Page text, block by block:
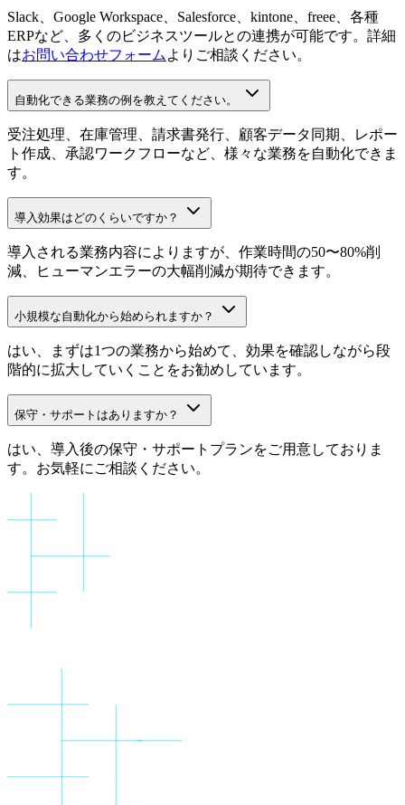
Slack、Google Workspace、Salesforce、kintone、freee、各種
ERPなど、多くのビジネスツールとの連携が可能です。詳細
はお問い合わせフォーム よりご相談ください。
自動化できる業務の例を教えてください。
受注処理、在庫管理、請求書発行、顧客データ同期、レポー
ト作成、承認ワークフローなど、様々な業務を自動化できま
す。
導入効果はどのくらいですか？
導入される業務内容によりますが、作業時間の50〜80%削
減、ヒューマンエラーの大幅削減が期待できます。
小規模な自動化から始められますか？
はい、まずは1つの業務から始めて、効果を確認しながら段
階的に拡大していくことをお勧めしています。
保守・サポートはありますか？
はい、導入後の保守・サポートプランをご用意しておりま
す。お気軽にご相談ください。